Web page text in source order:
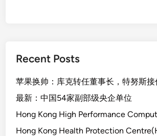
Recent Posts
苹果换帅：库克转任董事长，特努斯接
最新：中国54家副部级央企单位
Hong Kong High Performance
Hong Kong Health Protection